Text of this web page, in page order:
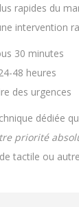
rapides du
intervention
30 minutes
48 heures
des urgences
dédiée
priorité
tactile ou